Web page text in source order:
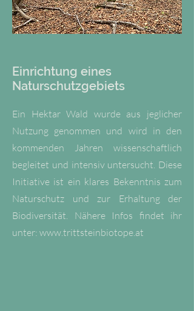
Einrichtung eines
Naturschutzgebiets
Ein Hektar Wald wurde aus jeglicher
Nutzung genommen und wird in den
kommenden Jahren wissenschaftlich
begleitet und intensiv untersucht. Diese
Initiative ist ein klares Bekenntnis zum
Naturschutz und zur Erhaltung der
Biodiversität. Nähere Infos findet ihr
unter: www.trittsteinbiotope.at